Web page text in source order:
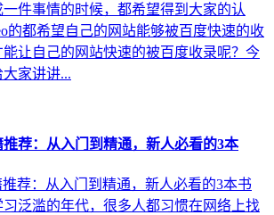
件事情的时候，都希望得到大家的认
的都希望自己的网站能够被百度快速的收
让自己的网站快速的被百度收录呢？今
家讲讲...
推荐：从入门到精通，新人必看的3本
推荐：从入门到精通，新人必看的3本书
泛滥的年代，很多人都习惯在网络上找